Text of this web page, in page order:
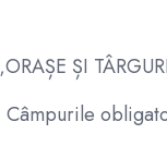
ȘI
Câmpurile